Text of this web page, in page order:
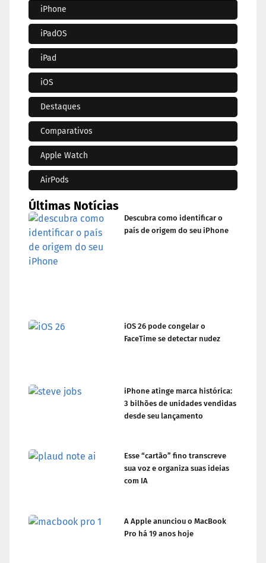
iPhone
iPadOS
iPad
iOS
Destaques
Comparativos
Apple Watch
AirPods
Últimas Notícias
Descubra como identificar o
país de origem do seu iPhone
iOS 26 pode congelar o
FaceTime se detectar nudez
iPhone atinge marca histórica:
3 bilhões de unidades vendidas
desde seu lançamento
Esse “cartão” fino transcreve
sua voz e organiza suas ideias
com IA
A Apple anunciou o MacBook
Pro há 19 anos hoje